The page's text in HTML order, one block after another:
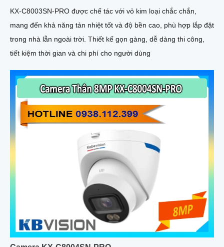
KX-C8003SN-PRO được chế tác với vỏ kim loại chắc chắn,
mang đến khả năng tản nhiệt tốt và độ bền cao, phù hợp lắp đặt
trong nhà lẫn ngoài trời. Thiết kế gọn gàng, dễ dàng thi công,
tiết kiệm thời gian và chi phí cho người dùng